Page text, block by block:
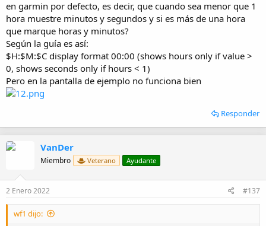
en garmin por defecto, es decir, que cuando sea menor que 1
hora muestre minutos y segundos y si es más de una hora
que marque horas y minutos?
Según la guía es así:
$H:$M:$C display format 00:00 (shows hours only if value >
0, shows seconds only if hours < 1)
Pero en la pantalla de ejemplo no funciona bien
Responder
VanDer
Miembro Veterano Ayudante
2 Enero 2022 #137
wf1 dijo: